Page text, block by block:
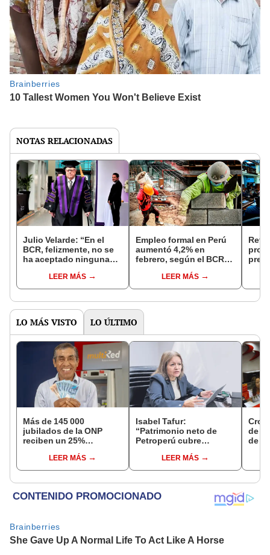
NOTAS RELACIONADAS
Julio Velarde: “En el
BCR, felizmente, no se
ha aceptado ninguna
empresarial para la toma
de decisiones”
LEER MÁS
Empleo formal en Perú
aumentó 4,2% en
febrero, según el BCR:
consecutivos de
crecimiento
LEER MÁS
S/
LO MÁS VISTO LO ÚLTIMO
Más de 145 000
jubilados de la ONP
reciben un 25%
en agostoLEER MÁS
Isabel Tafur:
“Patrimonio neto de
Petroperú cubre
entrar a Talara”
LEER MÁS
de
de